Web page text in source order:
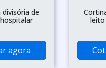
divisória de
agora
leito